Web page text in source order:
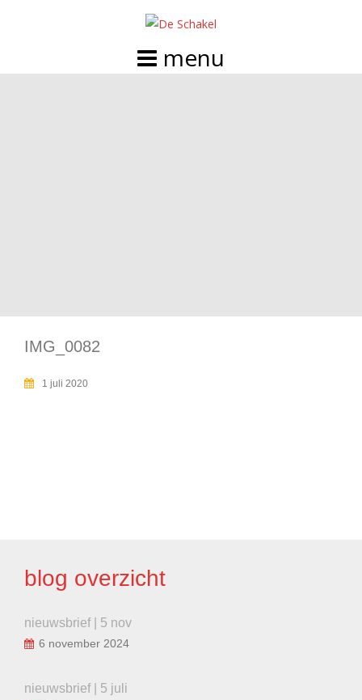
IMG_0082
1 juli 2020
blog overzicht
nieuwsbrief | 5 nov
6 november 2024
nieuwsbrief | 5 juli